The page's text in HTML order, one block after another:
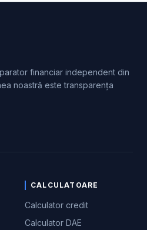
financiar independent din
noastră este transparența
CALCULATOARE
Calculator credit
Calculator DAE